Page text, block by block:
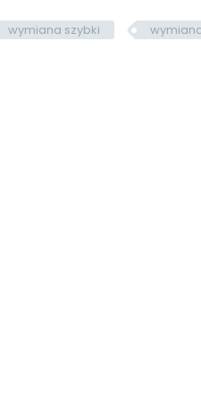
wymiana szybki